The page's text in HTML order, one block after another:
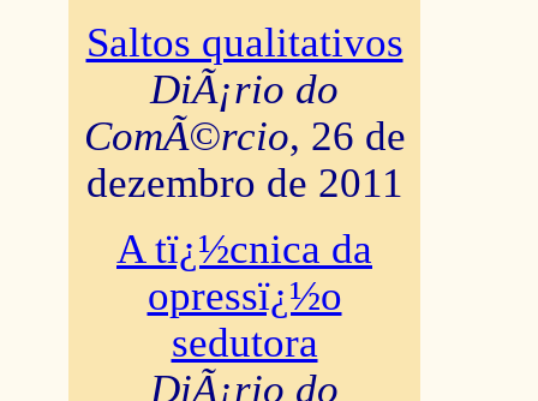
Saltos qualitativos
DiÃ¡rio do
ComÃ©rcio, 26 de
dezembro de 2011
A tï¿½cnica da
opressï¿½o
sedutora
DiÃ¡rio do